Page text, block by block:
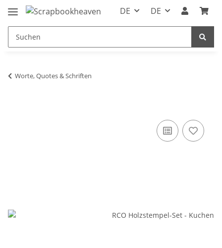
DE DE
Worte, Quotes & Schriften